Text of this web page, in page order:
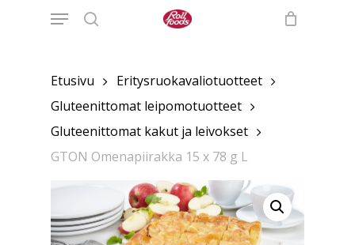
Menu
Etusivu
Eritysruokavaliotuotteet
Gluteenittomat leipomotuotteet
Gluteenittomat kakut ja leivokset
GTON Omenapiirakka 15 x 78 g L